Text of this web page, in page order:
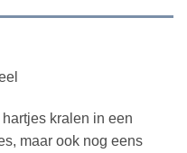
kralen in een
maar ook nog eens